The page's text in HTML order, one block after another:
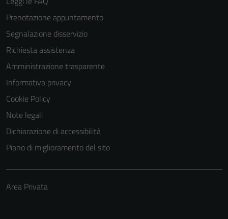
Prenotazione appuntamento
Segnalazione disservizio
Richiesta assistenza
Amministrazione trasparente
Informativa privacy
Cookie Policy
Note legali
Dichiarazione di accessibilità
Piano di miglioramento del sito
Area Privata